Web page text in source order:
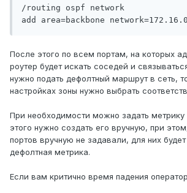
/routing ospf network
После этого по всем портам, на которых
роутер будет искать соседей и
нужно подать дефолтный маршрут в сеть,
настройках зоны нужно выбрать
При необходимости можно задать метрику
этого нужно создать его вручную, при
портов вручную не задавали, для них
дефолтная метрика.
Если вам критично время падения